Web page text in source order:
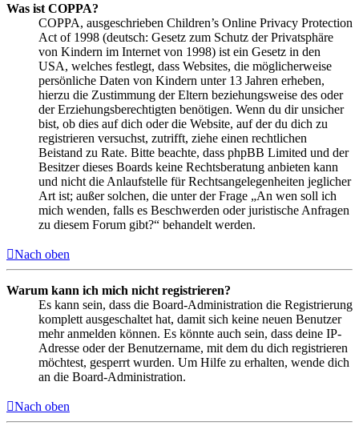
Was ist COPPA?
COPPA, ausgeschrieben Children’s Online Privacy Protection
Act of 1998 (deutsch: Gesetz zum Schutz der Privatsphäre
von Kindern im Internet von 1998) ist ein Gesetz in den
USA, welches festlegt, dass Websites, die möglicherweise
persönliche Daten von Kindern unter 13 Jahren erheben,
hierzu die Zustimmung der Eltern beziehungsweise des oder
der Erziehungsberechtigten benötigen. Wenn du dir unsicher
bist, ob dies auf dich oder die Website, auf der du dich zu
registrieren versuchst, zutrifft, ziehe einen rechtlichen
Beistand zu Rate. Bitte beachte, dass phpBB Limited und der
Besitzer dieses Boards keine Rechtsberatung anbieten kann
und nicht die Anlaufstelle für Rechtsangelegenheiten jeglicher
Art ist; außer solchen, die unter der Frage „An wen soll ich
mich wenden, falls es Beschwerden oder juristische Anfragen
zu diesem Forum gibt?“ behandelt werden.
Nach oben
Warum kann ich mich nicht registrieren?
Es kann sein, dass die Board-Administration die Registrierung
komplett ausgeschaltet hat, damit sich keine neuen Benutzer
mehr anmelden können. Es könnte auch sein, dass deine IP-
Adresse oder der Benutzername, mit dem du dich registrieren
möchtest, gesperrt wurden. Um Hilfe zu erhalten, wende dich
an die Board-Administration.
Nach oben